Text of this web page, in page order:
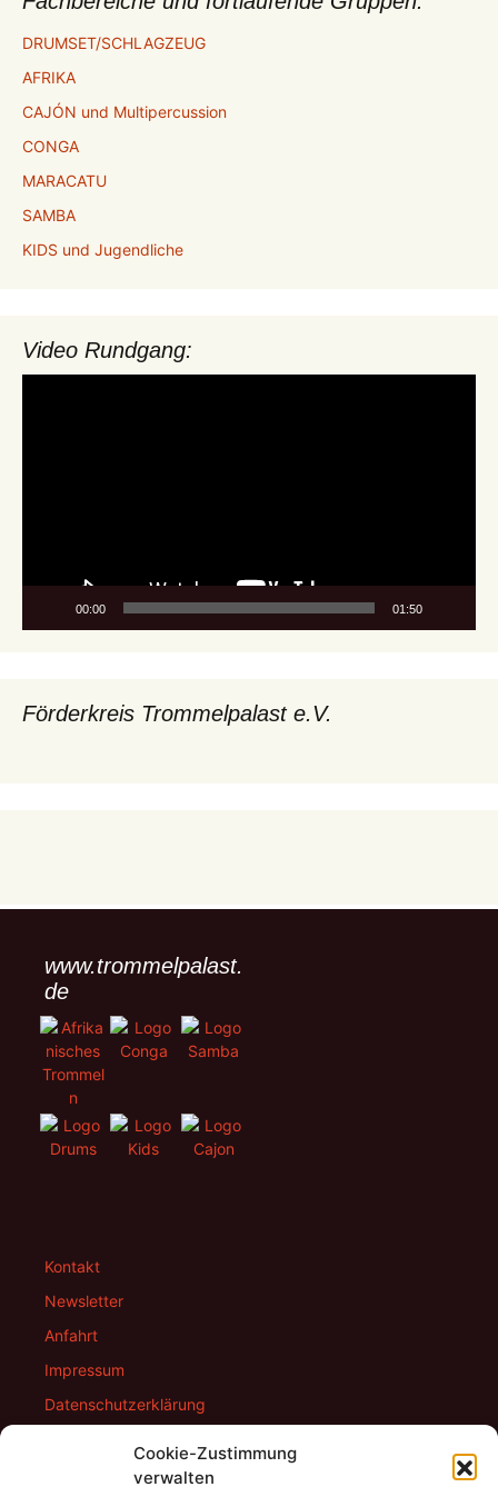
Cookie-Zustimmung
verwalten
DRUMSET/SCHLAGZEUG
AFRIKA
CAJÓN und Multipercussion
CONGA
MARACATU
SAMBA
KIDS und Jugendliche
Video Rundgang:
00:00 01:50
Förderkreis Trommelpalast e.V.
www.trommelpalast.
de
Kontakt
Newsletter
Anfahrt
Impressum
Datenschutzerklärung